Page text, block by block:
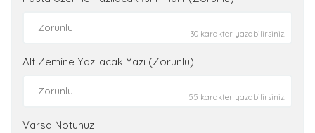
30 karakter yazabilirsiniz.
Alt Zemine Yazılacak Yazı (Zorunlu)
55 karakter yazabilirsiniz.
Varsa Notunuz